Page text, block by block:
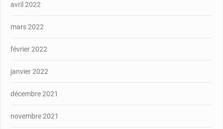
avril 2022
mars 2022
février 2022
janvier 2022
décembre 2021
novembre 2021